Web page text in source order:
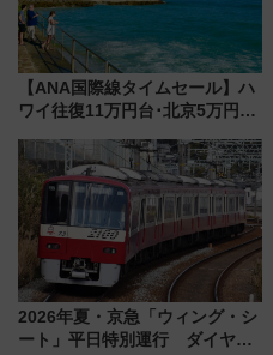
【ANA国際線タイムセール】ハ
ワイ往復11万円台･北京5万円台
来春のGW旅行まで狙える激ア
ツ路線まとめ（8/10まで）
2026年夏・京急「ウィング・シ
ート」平日特別運行 ダイヤ・